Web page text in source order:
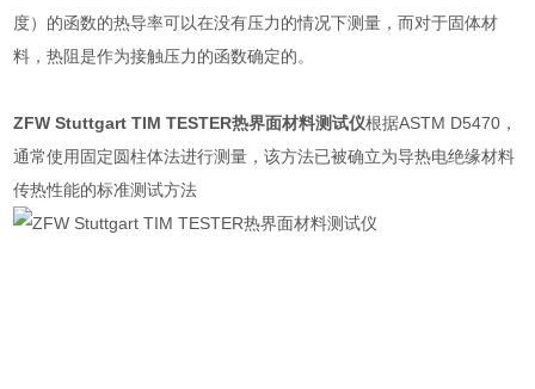
度）的函数的热导率可以在没有压力的情况下测量，而对于固体材
料，热阻是作为接触压力的函数确定的。
ZFW Stuttgart TIM TESTER热界面材料测试仪根据ASTM D5470 ，
通常使用固定圆柱体法进行测量，该方法已被确立为导热电绝缘材料
传热性能的标准测试方法